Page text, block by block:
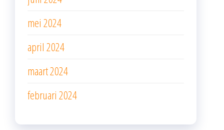
mei 2024
april 2024
maart 2024
februari 2024